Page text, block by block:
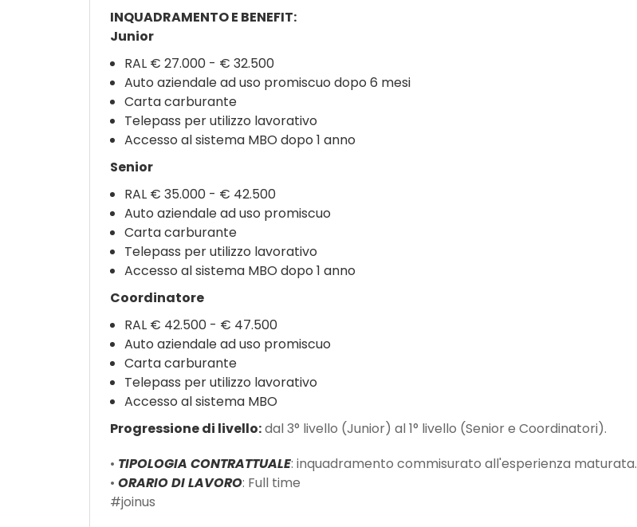
INQUADRAMENTO E BENEFIT:
Junior
RAL € 27.000 - € 32.500
Auto aziendale ad uso promiscuo dopo 6 mesi
Carta carburante
Telepass per utilizzo lavorativo
Accesso al sistema MBO dopo 1 anno
Senior
RAL € 35.000 - € 42.500
Auto aziendale ad uso promiscuo
Carta carburante
Telepass per utilizzo lavorativo
Accesso al sistema MBO dopo 1 anno
Coordinatore
RAL € 42.500 - € 47.500
Auto aziendale ad uso promiscuo
Carta carburante
Telepass per utilizzo lavorativo
Accesso al sistema MBO
Progressione di livello:dal 3° livello (Junior) al 1° livello (Senior e Coordinatori).
• TIPOLOGIA CONTRATTUALE: inquadramento commisurato all'esperienza maturata.
• ORARIO DI LAVORO: Full time
#joinus